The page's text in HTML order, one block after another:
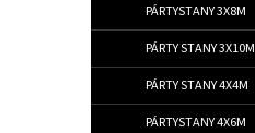
PÁRTYSTANY 3X8M
PÁRTY STANY 3X10M
PÁRTY STANY 4X4M
PÁRTYSTANY 4X6M